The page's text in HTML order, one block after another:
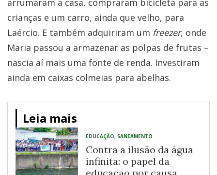
arrumaram a casa, compraram bicicleta para as
crianças e um carro, ainda que velho, para
Laércio. E também adquiriram um freezer, onde
Maria passou a armazenar as polpas de frutas –
nascia aí mais uma fonte de renda. Investiram
ainda em caixas colmeias para abelhas.
Leia mais
EDUCAÇÃO, SANEAMENTO
Contra a ilusão da água
infinita: o papel da